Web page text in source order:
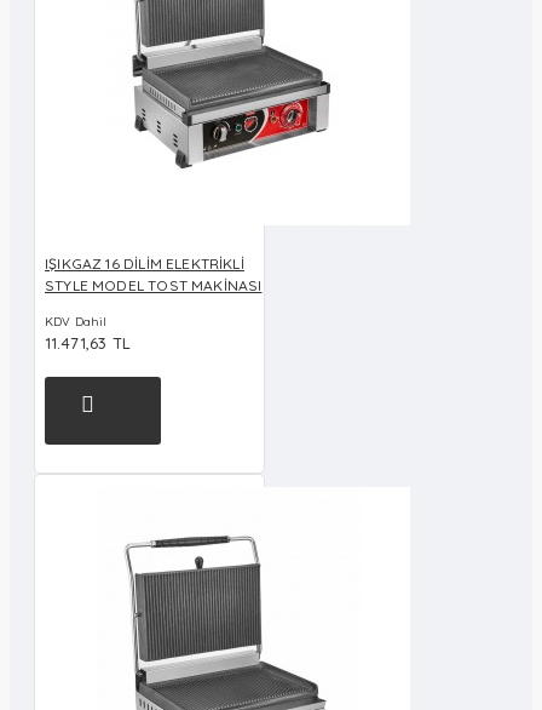
IŞIKGAZ 16 DİLİM ELEKTRİKLİ
STYLE MODEL TOST MAKİNASI
KDV Dahil
11.471,63 TL